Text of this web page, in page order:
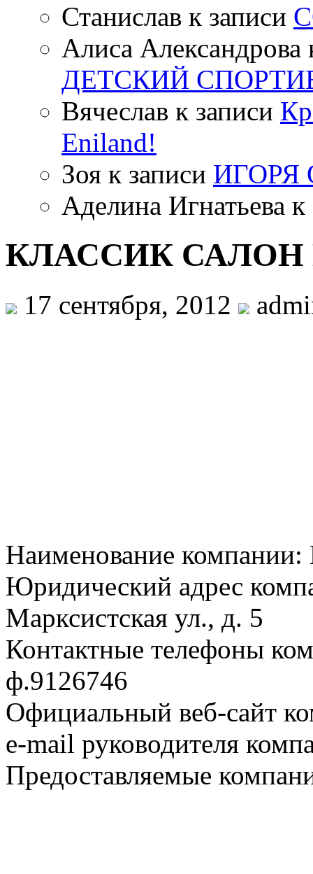
Станислав к записи
Алиса Александрова
ДЕТСКИЙ
Вячеслав к записи
Eniland!
Зоя к записи ИГОРЯ
Аделина Игнатьева к
КЛАССИК САЛОН
17 сентября, 2012
Наименование
Юридический адрес
Марксистская ул., д. 5
Контактные телефоны
ф.9126746
Официальный веб-сайт
e-mail руководителя
Предоставляемые